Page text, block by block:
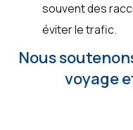
souvent des
éviter le trafic.
Nous
voyage